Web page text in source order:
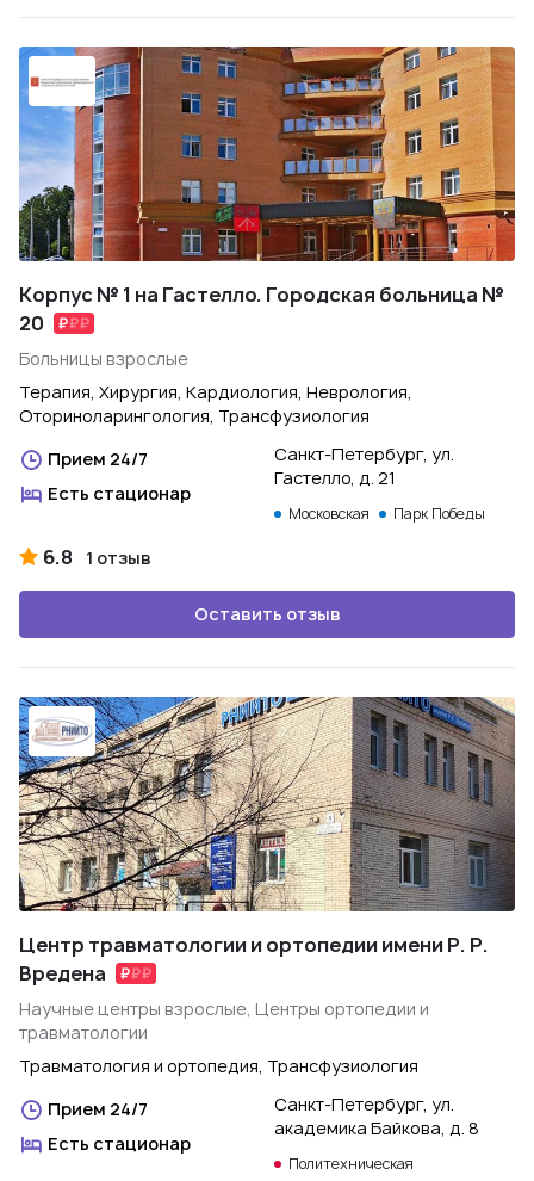
Корпус № 1 на Гастелло. Городская больница №
20
Больницы взрослые
Терапия, Хирургия, Кардиология, Неврология,
Оториноларингология, Трансфузиология
Прием 24/7
Есть стационар
Санкт-Петербург, ул.
Гастелло, д. 21
Московская Парк Победы
6.8 1 отзыв
Оставить отзыв
Центр травматологии и ортопедии имени Р. Р.
Вредена
Научные центры взрослые, Центры ортопедии и
травматологии
Травматология и ортопедия, Трансфузиология
Прием 24/7
Есть стационар
Санкт-Петербург, ул.
академика Байкова, д. 8
Политехническая